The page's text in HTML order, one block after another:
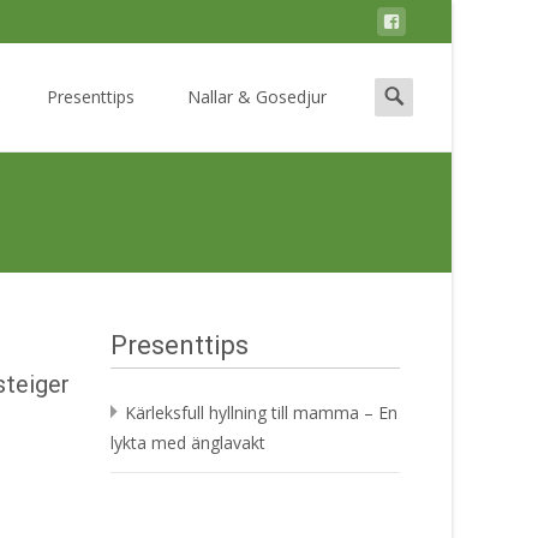
Presenttips Nallar & Gosedjur
Search
for:
Presenttips
Kärleksfull hyllning till mamma – En
lykta med änglavakt